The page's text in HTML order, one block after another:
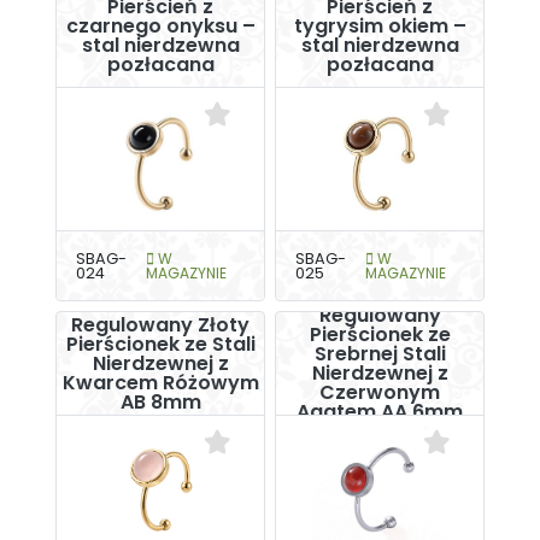
Pierścień z
czarnego onyksu –
stal nierdzewna
pozłacana
SBAG-
024
W
MAGAZYNIE
Pierścień z
tygrysim okiem –
stal nierdzewna
pozłacana
SBAG-
025
W
MAGAZYNIE
Regulowany Złoty
Pierścionek ze Stali
Nierdzewnej z
Kwarcem Różowym
AB 8mm
Regulowany
Pierścionek ze
Srebrnej Stali
Nierdzewnej z
Czerwonym
Agatem AA 6mm